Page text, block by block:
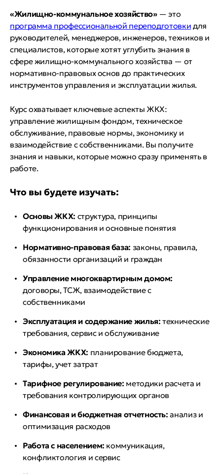
«Жилищно-коммунальное хозяйство»— это
программа профессиональной переподготовки для
руководителей, менеджеров, инженеров, техников и
специалистов, которые хотят углубить знания в
сфере жилищно-коммунального хозяйства — от
нормативно-правовых основ до практических
инструментов управления и эксплуатации жилья.
Курс охватывает ключевые аспекты ЖКХ:
управление жилищным фондом, техническое
обслуживание, правовые нормы, экономику и
взаимодействие с собственниками. Вы получите
знания и навыки, которые можно сразу применять в
работе.
Что вы будете изучать:
Основы ЖКХ: структура, принципы
функционирования и основные понятия
Нормативно-правовая база: законы, правила,
обязанности организаций и граждан
Управление многоквартирным домом:
договоры, ТСЖ, взаимодействие с
собственниками
Эксплуатация и содержание жилья: технические
требования, сервис и обслуживание
Экономика ЖКХ: планирование бюджета,
тарифы, учет затрат
Тарифное регулирование: методики расчета и
требования контролирующих органов
Финансовая и бюджетная отчетность: анализ и
оптимизация расходов
Работа с населением: коммуникация,
конфликтология и сервис